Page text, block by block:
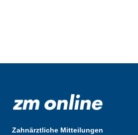
Zahnärztliche Mitteilungen